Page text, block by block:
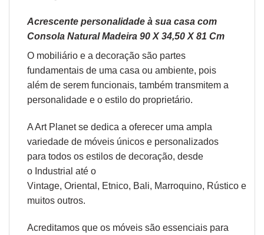
Acrescente personalidade à sua casa com
Consola Natural Madeira 90 X 34,50 X 81 Cm
O mobiliário e a decoração são partes
fundamentais de uma casa ou ambiente, pois
além de serem funcionais, também transmitem a
personalidade e o estilo do proprietário.
A Art Planet se dedica a oferecer uma ampla
variedade de móveis únicos e personalizados
para todos os estilos de decoração, desde
o Industrial até o
Vintage, Oriental , Etnico, Bali, Marroquino, Rústico e
muitos outros.
Acreditamos que os móveis são essenciais para